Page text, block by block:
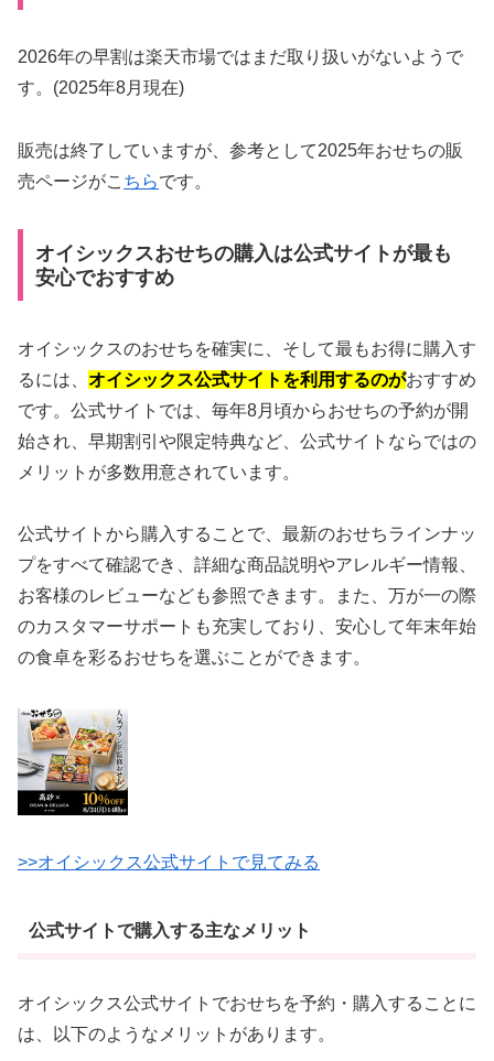
2026年の早割は楽天市場ではまだ取り扱いがないようで
す。(2025年8月現在)
販売は終了していますが、参考として2025年おせちの販
売ページがこ ちらです。
オイシックスおせちの購入は公式サイトが最も
安心でおすすめ
オイシックスのおせちを確実に、そして最もお得に購入す
るには、 オイシックス公式サイトを利用するのがおすすめ
です。公式サイトでは、毎年8月頃からおせちの予約が開
始され、早期割引や限定特典など、公式サイトならではの
メリットが多数用意されています。
公式サイトから購入することで、最新のおせちラインナッ
プをすべて確認でき、詳細な商品説明やアレルギー情報、
お客様のレビューなども参照できます。また、万が一の際
のカスタマーサポートも充実しており、安心して年末年始
の食卓を彩るおせちを選ぶことができます。
>>オイシックス公式サイトで見てみる
公式サイトで購入する主なメリット
オイシックス公式サイトでおせちを予約・購入することに
は、以下のようなメリットがあります。